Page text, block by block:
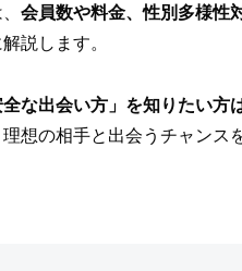
会員数や料金、性別多様性
説します。
全な出会い方」を知りたい方
想の相手と出会うチャンス